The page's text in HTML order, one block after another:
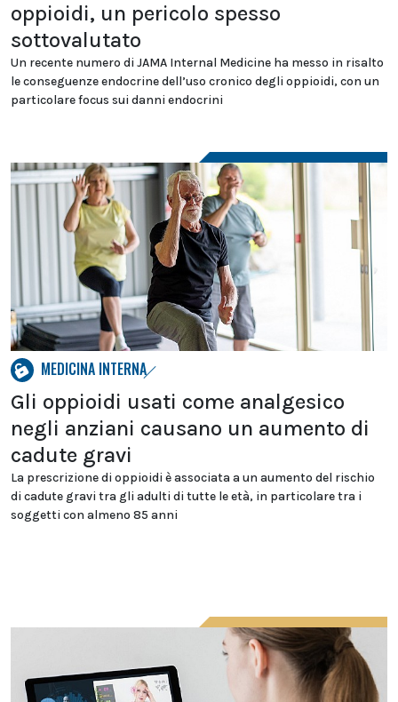
oppioidi, un pericolo spesso
sottovalutato
Un recente numero di JAMA Internal Medicine ha messo in risalto
le conseguenze endocrine dell’uso cronico degli oppioidi, con un
particolare focus sui danni endocrini
MEDICINA INTERNA
Gli oppioidi usati come analgesico
negli anziani causano un aumento di
cadute gravi
La prescrizione di oppioidi è associata a un aumento del rischio
di cadute gravi tra gli adulti di tutte le età, in particolare tra i
soggetti con almeno 85 anni